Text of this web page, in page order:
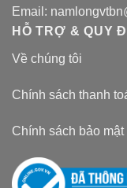
Email:
HỖ TRỢ & QUY
Về chúng tôi
Chính sách thanh
Chính sách bảo mật